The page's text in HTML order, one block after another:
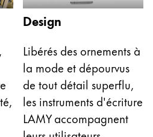
les pays où Lamy
Design
Libérés des ornements à
la mode et dépourvus
de tout détail superflu,
les instruments d'écriture
LAMY accompagnent